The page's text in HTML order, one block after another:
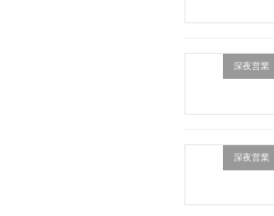
深夜営業
深夜営業